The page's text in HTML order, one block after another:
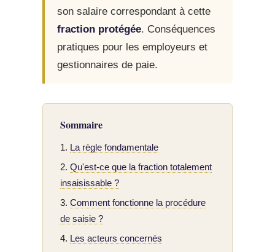
son salaire correspondant à cette
fraction protégée. Conséquences
pratiques pour les employeurs et
gestionnaires de paie.
Sommaire
La règle fondamentale
Qu'est-ce que la fraction totalement
insaisissable ?
Comment fonctionne la procédure
de saisie ?
Les acteurs concernés